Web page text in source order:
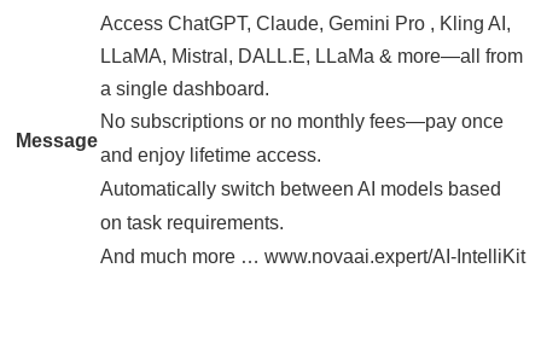
Message
Access ChatGPT, Claude, Gemini Pro , Kling AI,
LLaMA, Mistral, DALL.E, LLaMa & more—all from
a single dashboard.
No subscriptions or no monthly fees—pay once
and enjoy lifetime access.
Automatically switch between AI models based
on task requirements.
And much more … www.novaai.expert/AI-IntelliKit